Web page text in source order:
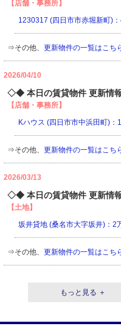
【店舗・事務所】
1230317 (四日市市赤堀新町)
⇒その他、 更新物件の一覧はこち
2026/04/10
◇◆ 本日の賃貸物件 更新
【店舗・事務所】
Kハウス (四日市市中浜田町)：
⇒その他、 更新物件の一覧はこち
2026/03/13
◇◆ 本日の賃貸物件 更新
【土地】
坂井貸地 (桑名市大字坂井)：2
⇒その他、 更新物件の一覧はこち
もっと見る ＋